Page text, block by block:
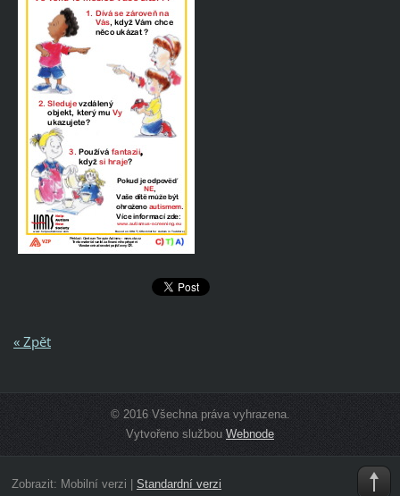
« Zpět
© 2016 Všechna práva vyhrazena.
Vytvořeno službouWebnode
Zobrazit: Mobilní verzi Standardní verzi